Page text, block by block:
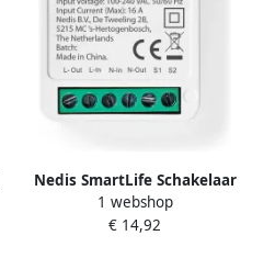
Nedis SmartLife Schakelaar
| Wi-Fi | 3680 W |
Kroonsteen | App
1 webshop
€ 14,92